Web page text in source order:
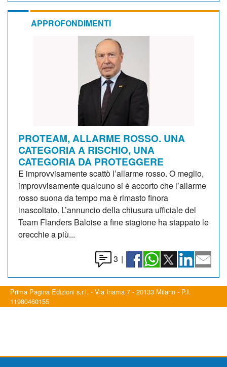
APPROFONDIMENTI
PROTEAM, ALLARME ROSSO. UNA
CATEGORIA A RISCHIO, UNA
CATEGORIA DA PROTEGGERE
E improvvisamente scattò l’allarme rosso. O meglio,
improvvisamente qualcuno si è accorto che l’allarme
rosso suona da tempo ma è rimasto finora
inascoltato. L’annuncio della chiusura ufficiale del
Team Flanders Baloise a fine stagione ha stappato le
orecchie a più...
3 |
Prima Pagina Edizioni s.r.l. - Via Inama 7 - 20133 Milano - P.I.
11980460155